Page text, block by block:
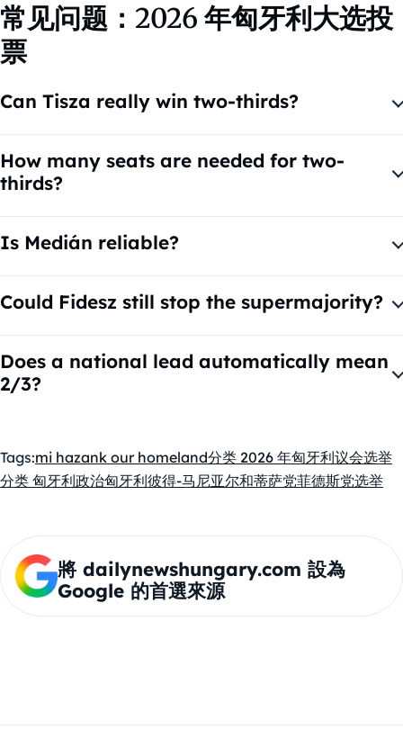
常见问题：2026 年匈牙利大选投
票
Can Tisza really win two-thirds?
Yes. The latest Medián estimate puts the party on 138–142
seats, above the 133 threshold.
How many seats are needed for two-
thirds?
133 out of 199 seats.
Is Medián reliable?
It is considered one of Hungary’s most accurate
independent pollsters.
Could Fidesz still stop the supermajority?
Yes. Strong rural turnout and late district swings could still
reduce Tisza’s seat count.
Does a national lead automatically mean
2/3?
Tags:mi hazank our homeland分类 2026 年匈牙利议会选举
分类 匈牙利政治匈牙利彼得-马尼亚尔和蒂萨党菲德斯党选举
將 dailynewshungary.com 設為
Google 的首選來源